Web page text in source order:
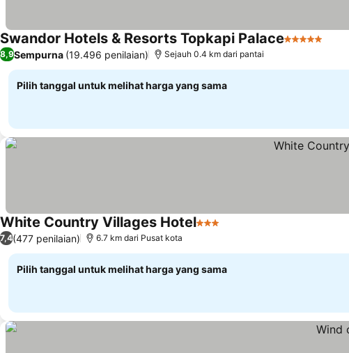
Swandor Hotels & Resorts Topkapi Palace5 Bintang
8,9Sempurna (19.496 penilaian) Sejauh 0.4 km dari pantai
Pilih tanggal untuk melihat harga yang sama
White Country Villages Hotel3 Bintang
7,4(477 penilaian) 6.7 km dari Pusat kota
Pilih tanggal untuk melihat harga yang sama